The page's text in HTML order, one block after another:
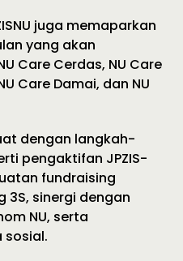
juga memaparkan
yang akan
Care Cerdas, NU Care
Care Damai, dan NU
dengan langkah-
pengaktifan JPZIS-
fundraising
3S, sinergi dengan
NU, serta
sosial.